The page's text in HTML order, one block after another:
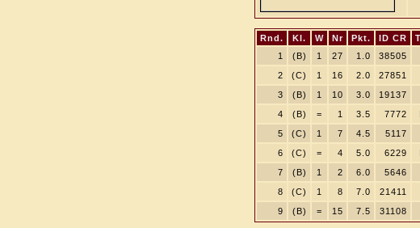
Rnd. Kl. W Nr Pkt. ID CR
1
(B) 1 27 1.0 38505
2
(C) 1 16 2.0 27851
3
(B) 1 10 3.0 19137
4
(B) = 1 3.5 7772
5
(C) 1 7 4.5 5117
6
(C) = 4 5.0 6229
7
(B) 1 2 6.0 5646
8
(C) 1 8 7.0 21411
9
(B) = 15 7.5 31108